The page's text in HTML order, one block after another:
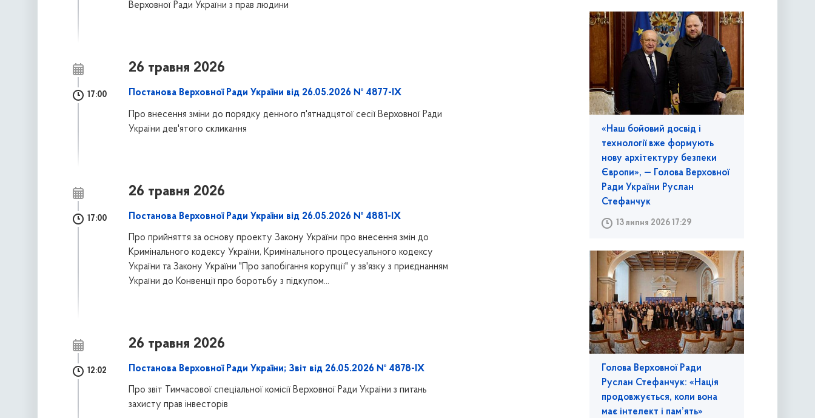
Верховної Ради України з прав людини
26 травня 2026
17:00 Постанова Верховної Ради України від 26.05.2026 № 4877-IX
Про внесення зміни до порядку денного п'ятнадцятої сесії Верховної Ради
України дев'ятого скликання
26 травня 2026
17:00 Постанова Верховної Ради України від 26.05.2026 № 4881-IX
Про прийняття за основу проекту Закону України про внесення змін до
Кримінального кодексу України, Кримінального процесуального кодексу
України та Закону України "Про запобігання корупції" у зв'язку з приєднанням
України до Конвенції про боротьбу з підкупом...
26 травня 2026
12:02 Постанова Верховної Ради України; Звіт від 26.05.2026 № 4878-IX
Про звіт Тимчасової спеціальної комісії Верховної Ради України з питань
захисту прав інвесторів
«Наш бойовий досвід і
технології вже формують
нову архітектуру безпеки
Європи», — Голова Верховної
Ради України Руслан
Стефанчук
13 липня 2026 17:29
Голова Верховної Ради
Руслан Стефанчук: «Нація
продовжується, коли вона
має інтелект і пам’ять»